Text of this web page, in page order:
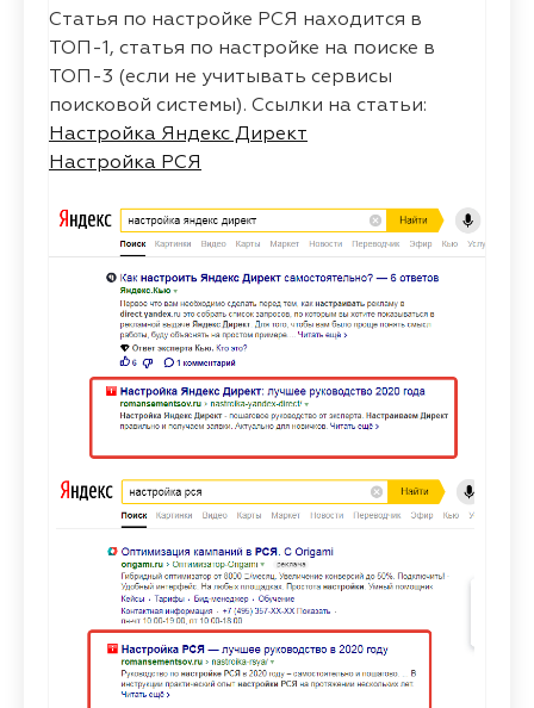
Статья по настройке РСЯ находится в
ТОП-1, статья по настройке на поиске в
ТОП-3 (если не учитывать сервисы
поисковой системы). Ссылки на статьи:
Настройка Яндекс Директ
Настройка РСЯ